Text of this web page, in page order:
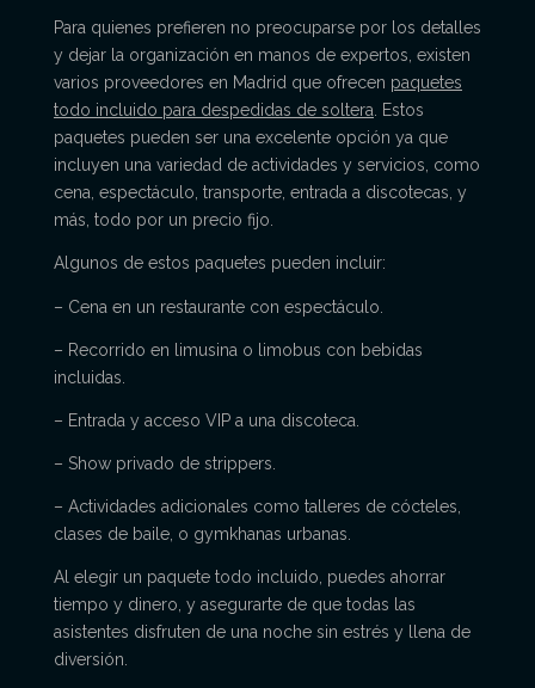
Para quienes prefieren no preocuparse por los detalles
y dejar la organización en manos de expertos, existen
varios proveedores en Madrid que ofrecen paquetes
todo incluido para despedidas de soltera. Estos
paquetes pueden ser una excelente opción ya que
incluyen una variedad de actividades y servicios, como
cena, espectáculo, transporte, entrada a discotecas, y
más, todo por un precio fijo.
Algunos de estos paquetes pueden incluir:
– Cena en un restaurante con espectáculo.
– Recorrido en limusina o limobus con bebidas
incluidas.
– Entrada y acceso VIP a una discoteca.
– Show privado de strippers.
– Actividades adicionales como talleres de cócteles,
clases de baile, o gymkhanas urbanas.
Al elegir un paquete todo incluido, puedes ahorrar
tiempo y dinero, y asegurarte de que todas las
asistentes disfruten de una noche sin estrés y llena de
diversión.